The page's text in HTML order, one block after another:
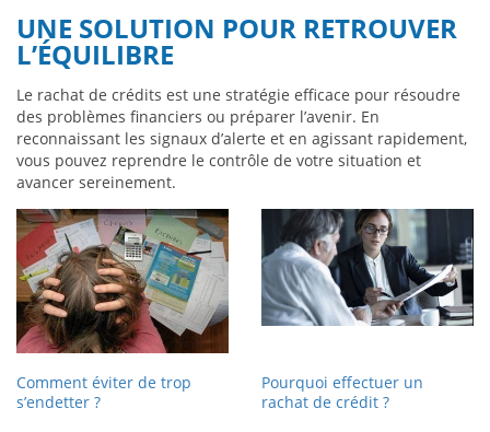
UNE SOLUTION POUR RETROUVER
L’ÉQUILIBRE
Le rachat de crédits est une stratégie efficace pour résoudre
des problèmes financiers ou préparer l’avenir. En
reconnaissant les signaux d’alerte et en agissant rapidement,
vous pouvez reprendre le contrôle de votre situation et
avancer sereinement.
Comment éviter de trop
s’endetter ?
Pourquoi effectuer un
rachat de crédit ?